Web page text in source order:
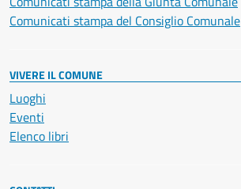
Comunicati stampa del Consiglio Comunale
VIVERE IL COMUNE
Luoghi
Eventi
Elenco libri